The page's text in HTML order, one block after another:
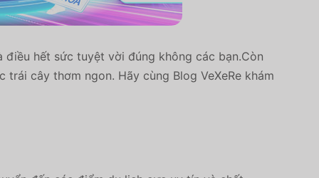
hết sức tuyệt vời đúng không các bạn.Còn
cây thơm ngon. Hãy cùng Blog VeXeRe khám